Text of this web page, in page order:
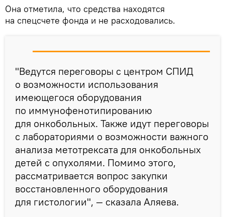
Она отметила, что средства находятся
на спецсчете фонда и не расходовались.
"Ведутся переговоры с центром СПИД
о возможности использования
имеющегося оборудования
по иммунофенотипированию
для онкобольных. Также идут переговоры
с лабораториями о возможности важного
анализа метотрексата для онкобольных
детей с опухолями. Помимо этого,
рассматривается вопрос закупки
восстановленного оборудования
для гистологии", — сказала Аляева.